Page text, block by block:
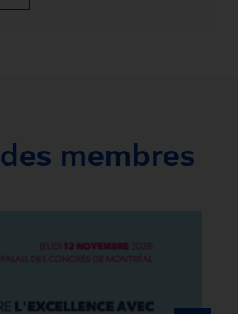
membres